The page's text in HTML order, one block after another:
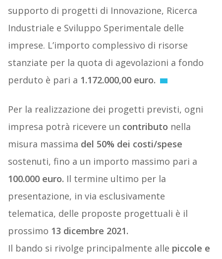
supporto di progetti di Innovazione, Ricerca
Industriale e Sviluppo Sperimentale delle
imprese. L’importo complessivo di risorse
stanziate per la quota di agevolazioni a fondo
perduto è pari a 1.172.000,00 euro.
Per la realizzazione dei progetti previsti, ogni
impresa potrà ricevere un contributo nella
misura massima del 50% dei costi/spese
sostenuti, fino a un importo massimo pari a
100.000 euro. Il termine ultimo per la
presentazione, in via esclusivamente
telematica, delle proposte progettuali è il
prossimo 13 dicembre 2021.
Il bando si rivolge principalmente alle piccole e